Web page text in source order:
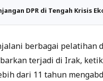
DPR di Tengah Krisis
berbagai pelatihan
terjadi di Irak,
dari 11 tahun